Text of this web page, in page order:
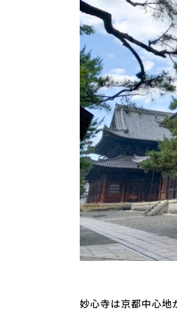
妙心寺は京都中心地